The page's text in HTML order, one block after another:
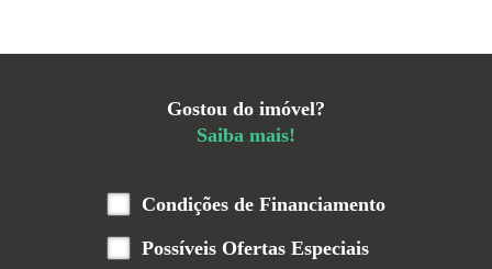
Gostou do imóvel?
Saiba mais!
Condições de Financiamento
Possíveis Ofertas Especiais